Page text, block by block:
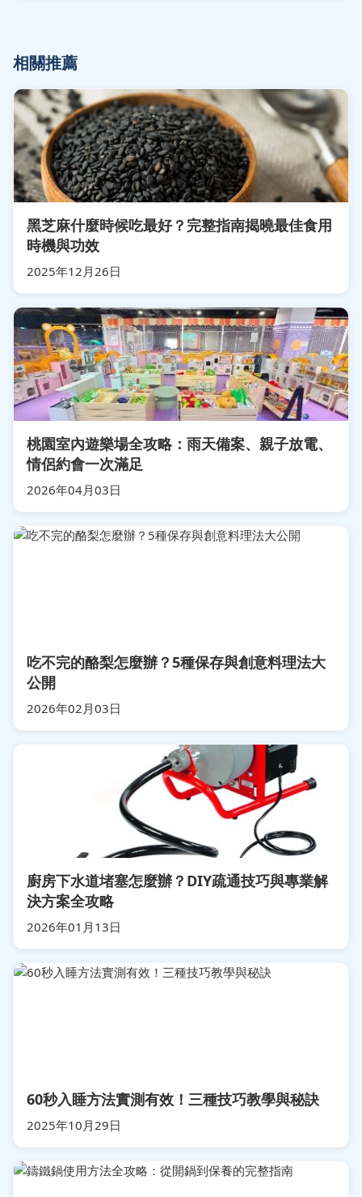
相關推薦
黑芝麻什麼時候吃最好？完整指南揭曉最佳食用
時機與功效
2025年12月26日
桃園室內遊樂場全攻略：雨天備案、親子放電、
情侶約會一次滿足
2026年04月03日
吃不完的酪梨怎麼辦？5種保存與創意料理法大
公開
2026年02月03日
廚房下水道堵塞怎麼辦？DIY疏通技巧與專業解
決方案全攻略
2026年01月13日
60秒入睡方法實測有效！三種技巧教學與秘訣
2025年10月29日